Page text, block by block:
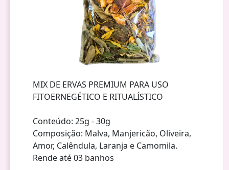
MIX DE ERVAS PREMIUM PARA USO
FITOERNEGÉTICO E RITUALÍSTICO
Conteúdo: 25g - 30g
Composição: Malva, Manjericão, Oliveira,
Amor, Calêndula, Laranja e Camomila.
Rende até 03 banhos